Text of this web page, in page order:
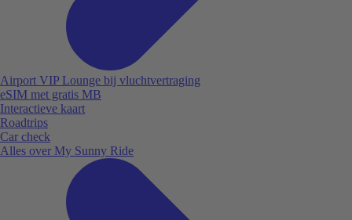
Airport VIP Lounge bij vluchtvertraging
eSIM met gratis MB
Interactieve kaart
Roadtrips
Car check
Alles over My Sunny Ride